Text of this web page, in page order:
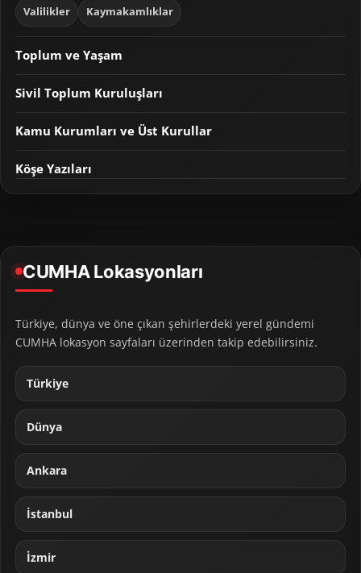
Valilikler Kaymakamlıklar
Toplum ve Yaşam
Sivil Toplum Kuruluşları
Kamu Kurumları ve Üst Kurullar
Köşe Yazıları
CUMHA Lokasyonları
Türkiye, dünya ve öne çıkan şehirlerdeki yerel gündemi
CUMHA lokasyon sayfaları üzerinden takip edebilirsiniz.
Türkiye
Dünya
Ankara
İstanbul
İzmir